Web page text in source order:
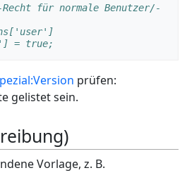
für normale Benutzer/-
= true;
prüfen:
gelistet sein.
Vorlage, z. B.